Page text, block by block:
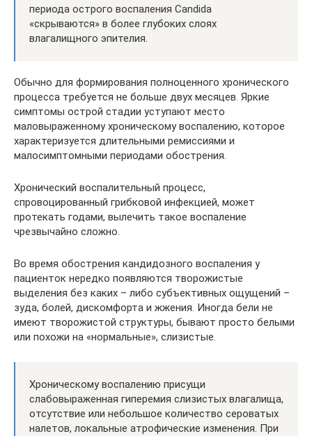
периода острого воспаления Candida
«скрываются» в более глубоких слоях
влагалищного эпителия.
Обычно для формирования полноценного хронического
процесса требуется не больше двух месяцев. Яркие
симптомы острой стадии уступают место
маловыраженному хроническому воспалению, которое
характеризуется длительными ремиссиями и
малосимптомными периодами обострения.
Хронический воспалительный процесс,
спровоцированный грибковой инфекцией, может
протекать годами, вылечить такое воспаление
чрезвычайно сложно.
Во время обострения кандидозного воспаления у
пациенток нередко появляются творожистые
выделения без каких – либо субъективных ощущений –
зуда, болей, дискомфорта и жжения. Иногда бели не
имеют творожистой структуры, бывают просто белыми
или похожи на «нормальные», слизистые.
Хроническому воспалению присущи
слабовыраженная гиперемия слизистых влагалища,
отсутствие или небольшое количество сероватых
налетов, локальные атрофические изменения. При